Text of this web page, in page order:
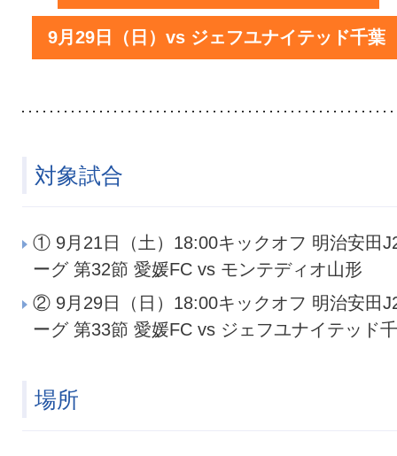
9月29日（日）vs ジェフユナイテッド千葉
対象試合
① 9月21日（土）18:00キックオフ 明治安田
ーグ 第32節 愛媛FC vs モンテディオ山形
② 9月29日（日）18:00キックオフ 明治安田
ーグ 第33節 愛媛FC vs ジェフユナイテッド
場所